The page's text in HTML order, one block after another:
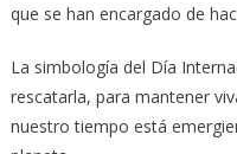
que se han encargado de
La simbología del Día
rescatarla, para mantener
nuestro tiempo está